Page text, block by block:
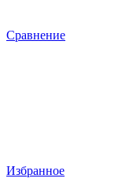
Сравнение
Избранное